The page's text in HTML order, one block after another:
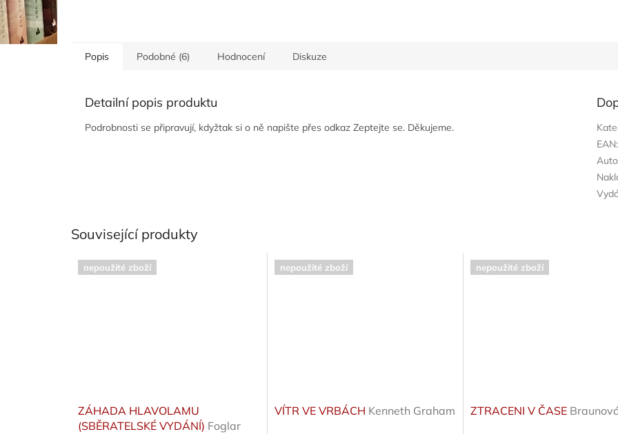
Popis Podobné (6) Hodnocení Diskuze
Detailní popis produktu
Podrobnosti se připravují, kdyžtak si o ně napište přes odkaz Zeptejte se. Děkujeme.
EAN:
Související produkty
nepoužité zboží
ZÁHADA HLAVOLAMU
(SBĚRATELSKÉ VYDÁNÍ) Foglar
nepoužité zboží
VÍTR VE VRBÁCH Kenneth Graham
nepoužité zboží
ZTRACENI V ČASE